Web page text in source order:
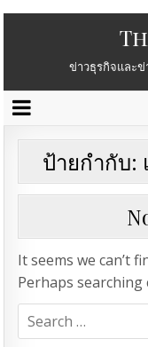
ข่าวธุรกิจและ
ป้ายกำกับ:
It seems we can’t
Perhaps searching
Search
for: